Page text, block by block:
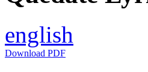
english
Download PDF